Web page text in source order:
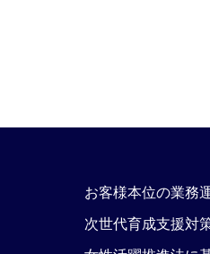
お客様本位の業務
次世代育成支援対